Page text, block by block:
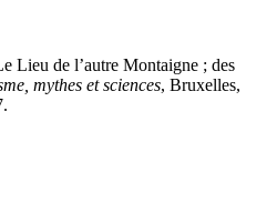
Lieu de l’autre Montaigne ; des
mythes et sciences, Bruxelles,